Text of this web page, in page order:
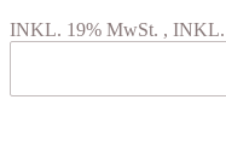
INKL. 19% MwSt. , INKL.